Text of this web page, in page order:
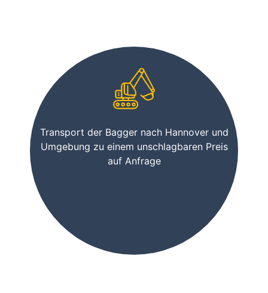
Transport der Bagger nach Hannover und
Umgebung zu einem unschlagbaren Preis
auf Anfrage